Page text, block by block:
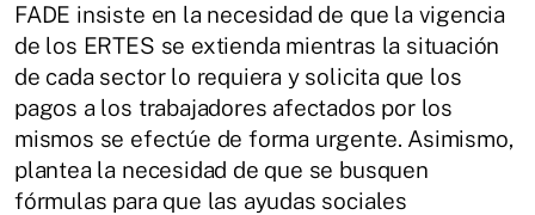
FADE insiste en la necesidad de que la vigencia
de los ERTES se extienda mientras la situación
de cada sector lo requiera y solicita que los
pagos a los trabajadores afectados por los
mismos se efectúe de forma urgente. Asimismo,
plantea la necesidad de que se busquen
fórmulas para que las ayudas sociales